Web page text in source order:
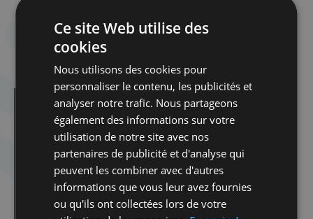
Dans la même catégorie d'article :
Dibook | Les élections en Israël
Spirou dans la tourmente de la Shoah
Atelier Tenou’a avec Delphine Horvilleur
Atelier Tenou’a avec Delphine Horvilleur
Cabaret Milmoul
Ce site Web utilise des
cookies
Nous utilisons des cookies pour
personnaliser le contenu, les publicités et
analyser notre trafic. Nous partageons
également des informations sur votre
utilisation de notre site avec nos
partenaires de publicité et d'analyse qui
peuvent les combiner avec d'autres
informations que vous leur avez fournies
ou qu'ils ont collectées lors de votre